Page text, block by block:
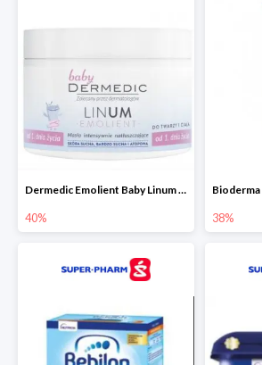
Dermedic Emolient Baby Linum 225 g
40% 38%